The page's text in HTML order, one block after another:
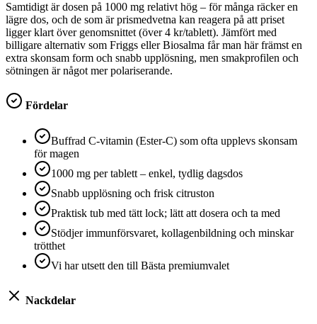
Samtidigt är dosen på 1000 mg relativt hög – för många räcker en
lägre dos, och de som är prismedvetna kan reagera på att priset
ligger klart över genomsnittet (över 4 kr/tablett). Jämfört med
billigare alternativ som Friggs eller Biosalma får man här främst en
extra skonsam form och snabb upplösning, men smakprofilen och
sötningen är något mer polariserande.
Fördelar
Buffrad C‑vitamin (Ester‑C) som ofta upplevs skonsam
för magen
1000 mg per tablett – enkel, tydlig dagsdos
Snabb upplösning och frisk citruston
Praktisk tub med tätt lock; lätt att dosera och ta med
Stödjer immunförsvaret, kollagenbildning och minskar
trötthet
Vi har utsett den till Bästa premiumvalet
Nackdelar